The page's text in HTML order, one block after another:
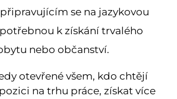
se na jazykovou
k získání trvalého
nebo občanství.
otevřené všem, kdo chtějí
na trhu práce, získat více